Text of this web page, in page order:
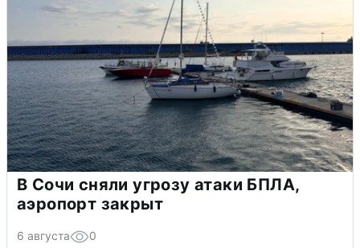
В Сочи сняли угрозу атаки БПЛА,
аэропорт закрыт
6 августа 0